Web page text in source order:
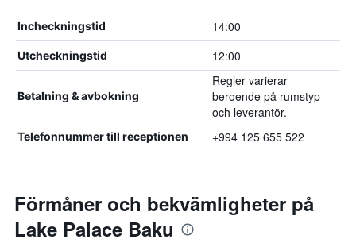
Incheckningstid 14:00
Utcheckningstid 12:00
Betalning & avbokning
Regler varierar
beroende på rumstyp
och leverantör.
Telefonnummer till receptionen +994 125 655 522
Förmåner och bekvämligheter på
Lake Palace Baku